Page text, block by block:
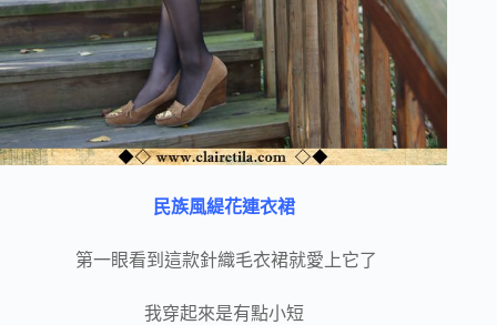
民族風緹花連衣裙
第一眼看到這款針織毛衣裙就愛上它了
我穿起來是有點小短